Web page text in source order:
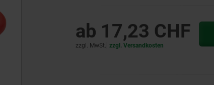
ab 17,23 CHF
zzgl. MwSt. zzgl. Versandkosten